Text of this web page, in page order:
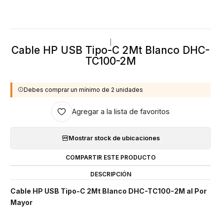
Cable HP USB Tipo-C 2Mt Blanco DHC-
TC100-2M
Debes comprar un mínimo de 2 unidades
Agregar a la lista de favoritos
Mostrar stock de ubicaciones
COMPARTIR ESTE PRODUCTO
DESCRIPCIÓN
Cable HP USB Tipo-C 2Mt Blanco DHC-TC100-2M al Por
Mayor